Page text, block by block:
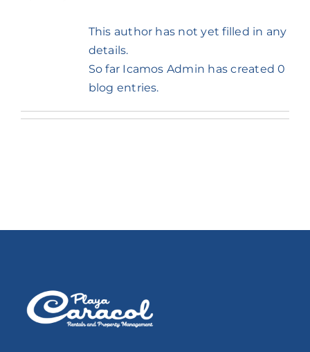
This author has not yet filled in any
details.
So far Icamos Admin has created 0
blog entries.